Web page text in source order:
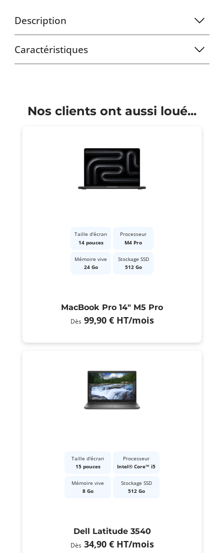
Description
Caractéristiques
Nos clients ont aussi loué...
Taille d'écran
14 pouces
Processeur
M4 Pro
Mémoire vive
24 Go
Stockage SSD
512 Go
MacBook Pro 14" M5 Pro
Dès 99,90 € HT/mois
Taille d'écran
15 pouces
Processeur
Intel® Core™ i5
Mémoire vive
8 Go
Stockage SSD
512 Go
Dell Latitude 3540
Dès 34,90 € HT/mois